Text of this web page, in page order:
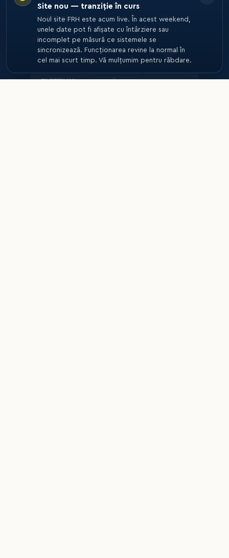
PARTENER OFICIAL PARTENER OFICIAL PARTENER OFICIAL
PARTENER
PARTENER
INSTITUȚIONAL
Site nou — tranziție în curs
Noul site FRH este acum live. În acest weekend,
unele date pot fi afișate cu întârziere sau
incomplet pe măsură ce sistemele se
sincronizează. Funcționarea revine la normal în
cel mai scurt timp. Vă mulțumim pentru răbdare.